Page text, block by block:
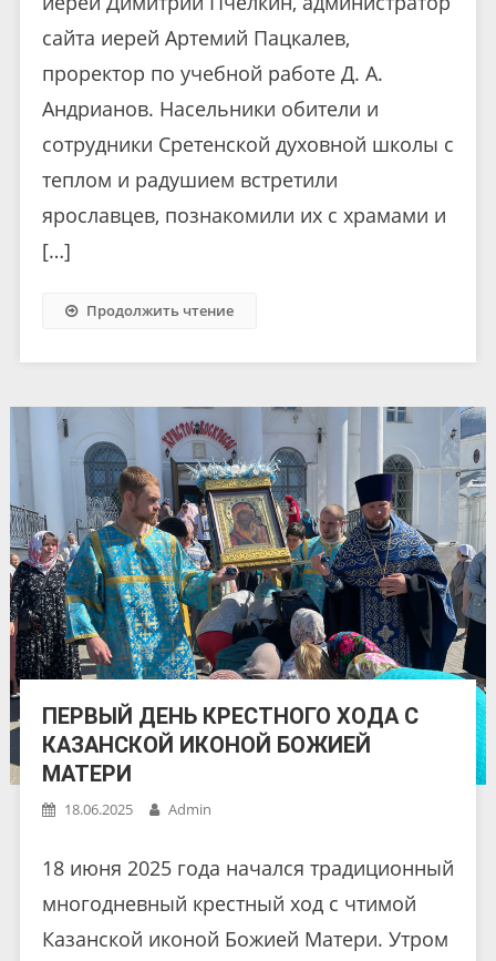
сайта иерей Артемий Пацкалев,
проректор по учебной работе Д. А.
Андрианов. Насельники обители и
сотрудники Сретенской духовной школы с
теплом и радушием встретили
ярославцев, познакомили их с храмами и
[…]
Продолжить чтение
ПЕРВЫЙ ДЕНЬ КРЕСТНОГО ХОДА С
КАЗАНСКОЙ ИКОНОЙ БОЖИЕЙ
МАТЕРИ
18.06.2025 Admin
18 июня 2025 года начался традиционный
многодневный крестный ход с чтимой
Казанской иконой Божией Матери. Утром